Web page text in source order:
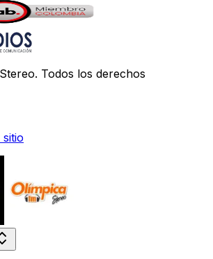
. Todos los derechos